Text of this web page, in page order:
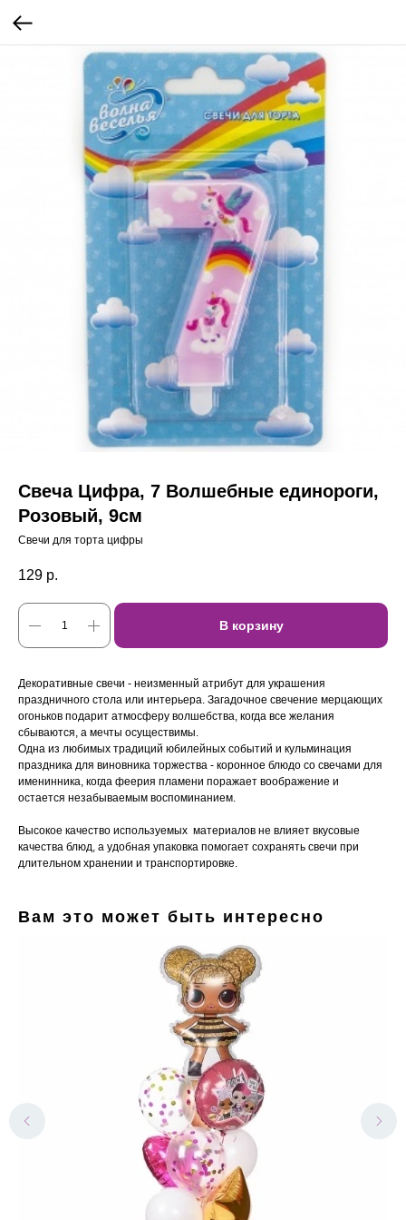
Свеча Цифра, 7 Волшебные единороги,
Розовый, 9см
Свечи для торта цифры
129 р.
В корзину
Декоративные свечи - неизменный атрибут для украшения
праздничного стола или интерьера. Загадочное свечение мерцающих
огоньков подарит атмосферу волшебства, когда все желания
сбываются, а мечты осуществимы.
Одна из любимых традиций юбилейных событий и кульминация
праздника для виновника торжества - коронное блюдо со свечами для
именинника, когда феерия пламени поражает воображение и
остается незабываемым воспоминанием.
Высокое качество используемых материалов не влияет вкусовые
качества блюд, а удобная упаковка помогает сохранять свечи при
длительном хранении и транспортировке.
Вам это может быть интересно